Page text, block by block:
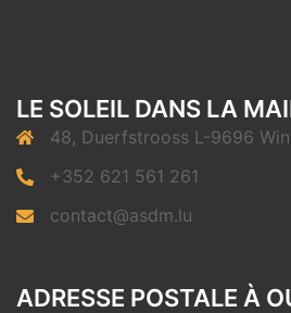
LE SOLEIL DANS LA
48, Duerfstrooss L-9696
+352 621 561 261
contact@asdm.lu
ADRESSE POSTALE À